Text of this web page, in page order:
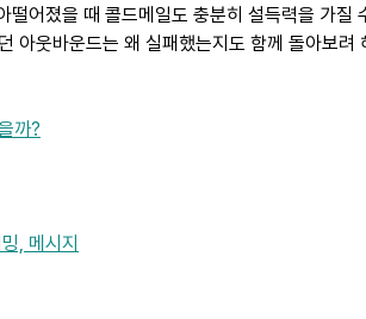
떨어졌을 때 콜드메일도 충분히 설득력을 가질
아웃바운드는 왜 실패했는지도 함께 돌아보려
까?
, 메시지